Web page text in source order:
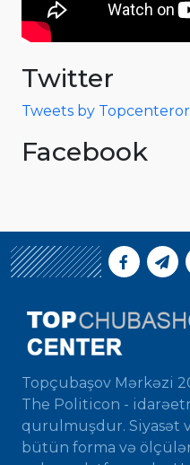
Twitter
Tweets by
Facebook
Topçubaşov Mərkəzi
The Politicon -
qurulmuşdur. Siyasət
bütün forma və